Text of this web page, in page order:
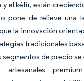
el kéfir, están
pone de relieve una
la innovación
tradicionales
segmentos de precio